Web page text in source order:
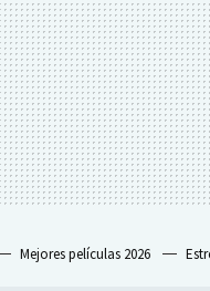
Mejores películas 2026